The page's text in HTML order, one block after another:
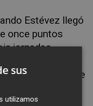
Estévez llegó
once puntos
jornadas
situado en
21 por disputarse
sus
utilizamos